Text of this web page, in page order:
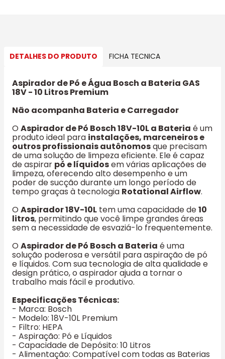
DETALHES DO PRODUTO FICHA TECNICA
Aspirador de Pó e Água Bosch a Bateria GAS
18V - 10 Litros Premium
Não acompanha Bateria e Carregador
O Aspirador de Pó Bosch 18V-10L a Bateria é um
produto ideal para instalações, marceneiros e
outros profissionais autônomosque precisam
de uma solução de limpeza eficiente. Ele é capaz
de aspirar pó e líquidosem várias aplicações de
limpeza, oferecendo alto desempenho e um
poder de sucção durante um longo período de
tempo graças à tecnologia Rotational Airflow.
O Aspirador 18V-10L tem uma capacidade de10
litros, permitindo que você limpe grandes áreas
sem a necessidade de esvaziá-lo frequentemente.
O Aspirador de Pó Bosch a Bateria é uma
solução poderosa e versátil para aspiração de pó
e líquidos. Com sua tecnologia de alta qualidade e
design prático, o aspirador ajuda a tornar o
trabalho mais fácil e produtivo.
Especificações Técnicas:
- Marca: Bosch
- Modelo: 18V-10L Premium
- Filtro: HEPA
- Aspiração: Pó e Líquidos
- Capacidade de Depósito: 10 Litros
- Alimentação: Compatível com todas as Baterias